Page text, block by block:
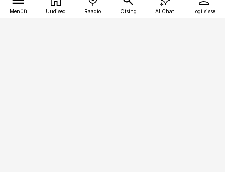
Menüü Uudised Raadio Otsing AI Chat Logi sisse